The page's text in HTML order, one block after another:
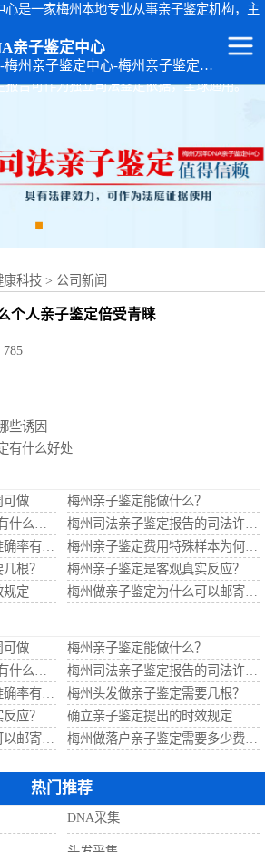
是一家梅州本地专业从事亲子鉴定机构，主
、梅州个人隐私亲子鉴定、梅州孕期胎儿亲
州亲子鉴定地址：广东省梅州市梅江区黄塘
子鉴定中心出具的亲子鉴定报告准确率达
报告可作为独立司法鉴定依据，全球通用。
亲子鉴定中心
梅州亲子鉴定-梅州亲子鉴定中心-梅州亲子鉴定机构
康科技 > 公司新闻
个人亲子鉴定倍受青睐
些诱因
有什么好处
可做
梅州亲子鉴定能做什么？
根？
梅州亲子鉴定是客观真实反应？
规定
可做
梅州亲子鉴定能做什么？
梅州头发做亲子鉴定需要几根？
应？
确立亲子鉴定提出的时效规定
热门推荐
DNA采集